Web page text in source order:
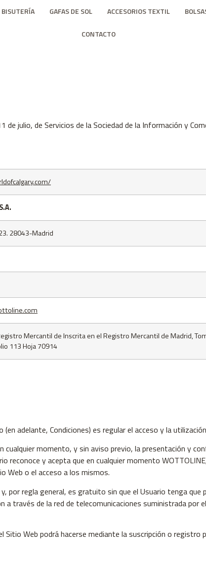
BISUTERÍA GAFAS DE SOL ACCESORIOS TEXTIL
CONTACTO
julio, de Servicios de la Sociedad de la Información y
28043-Madrid
Mercantil de Inscrita en el Registro Mercantil de Madrid,
113 Hoja 70914
adelante, Condiciones) es regular el acceso y la
cualquier momento, y sin aviso previo, la presentación y
reconoce y acepta que en cualquier momento
Web o el acceso a los mismos.
por regla general, es gratuito sin que el Usuario tenga
través de la red de telecomunicaciones suministrada por
Web podrá hacerse mediante la suscripción o registro